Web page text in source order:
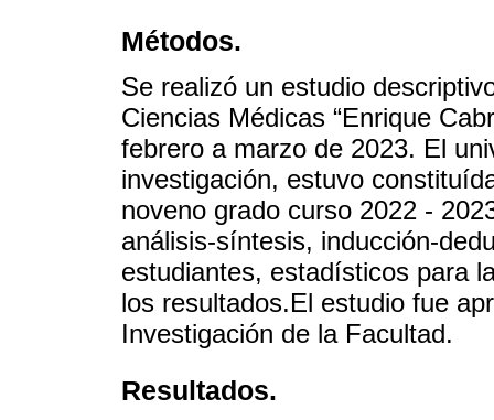
Métodos.
Se realizó un estudio
Ciencias Médicas “Enrique
febrero a marzo de 2023. El
investigación, estuvo
noveno grado curso 2022 -
análisis-síntesis, inducción-
estudiantes, estadísticos para
los resultados.El estudio fue
Investigación de la Facultad.
Resultados.